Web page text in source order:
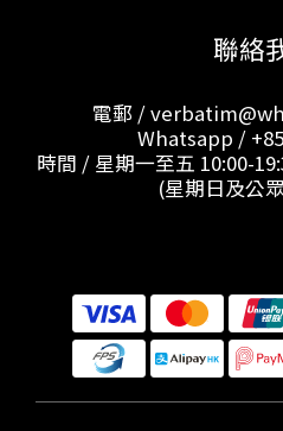
聯絡
電郵 /
Whatsapp /
時間 / 星期一至五 10:00-
(星期日及公